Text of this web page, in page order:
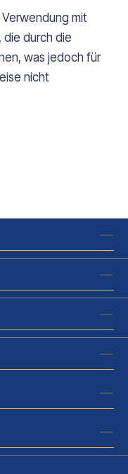
mit
durch die
was jedoch für
nicht